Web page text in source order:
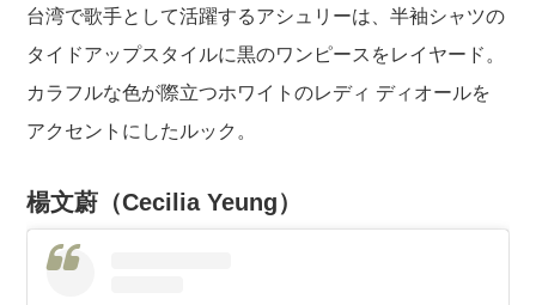
台湾で歌手として活躍するアシュリーは、半袖シャツの
タイドアップスタイルに黒のワンピースをレイヤード。
カラフルな色が際立つホワイトのレディ ディオールを
アクセントにしたルック。
楊文蔚（Cecilia Yeung）